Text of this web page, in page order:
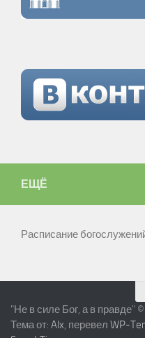
ЕЩЁ
Расписание
"Не в силе Бог, а в правде"
Тема от: Alx, перевел WP-